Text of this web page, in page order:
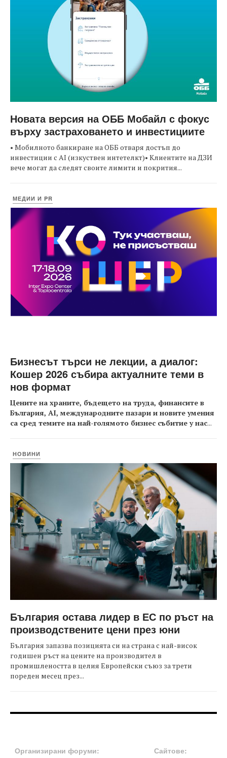
Новата версия на ОББ Мобайл с фокус
върху застраховането и инвестициите
• Мобилното банкиране на ОББ отваря достъп до
инвестиции с AI (изкуствен интетелкт)• Клиентите на ДЗИ
вече могат да следят своите лимити и покрития...
МЕДИИ И PR
Бизнесът търси не лекции, а диалог:
Кошер 2026 събира актуалните теми в
нов формат
Цените на храните, бъдещето на труда, финансите в
България, AI, международните пазари и новите умения
са сред темите на най-голямото бизнес събитие у нас...
НОВИНИ
България остава лидер в ЕС по ръст на
производствените цени през юни
България запазва позицията си на страна с най-висок
годишен ръст на цените на производител в
промишлеността в целия Европейски съюз за трети
пореден месец през...
Организирани форуми: Сайтове: